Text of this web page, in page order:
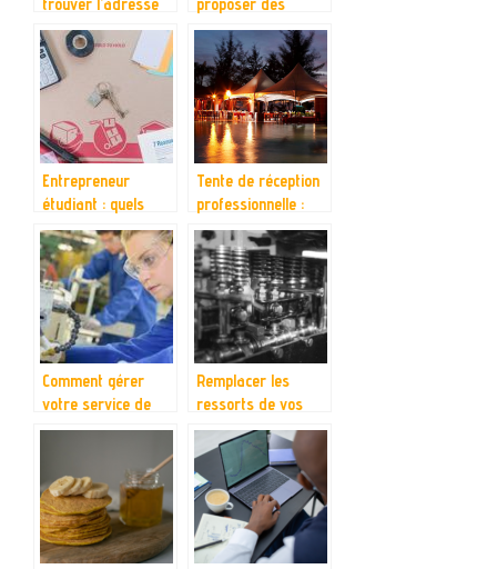
d’une personne
services de
réparation de
jantes en aluminium
Entrepreneur
étudiant : quels
sont les
financements que
vous devez
connaitre ?
Tente de réception
professionnelle :
quels avantages ?
Comment gérer
votre service de
dépannage et
Remplacer les
ressorts de vos
differents
equipements